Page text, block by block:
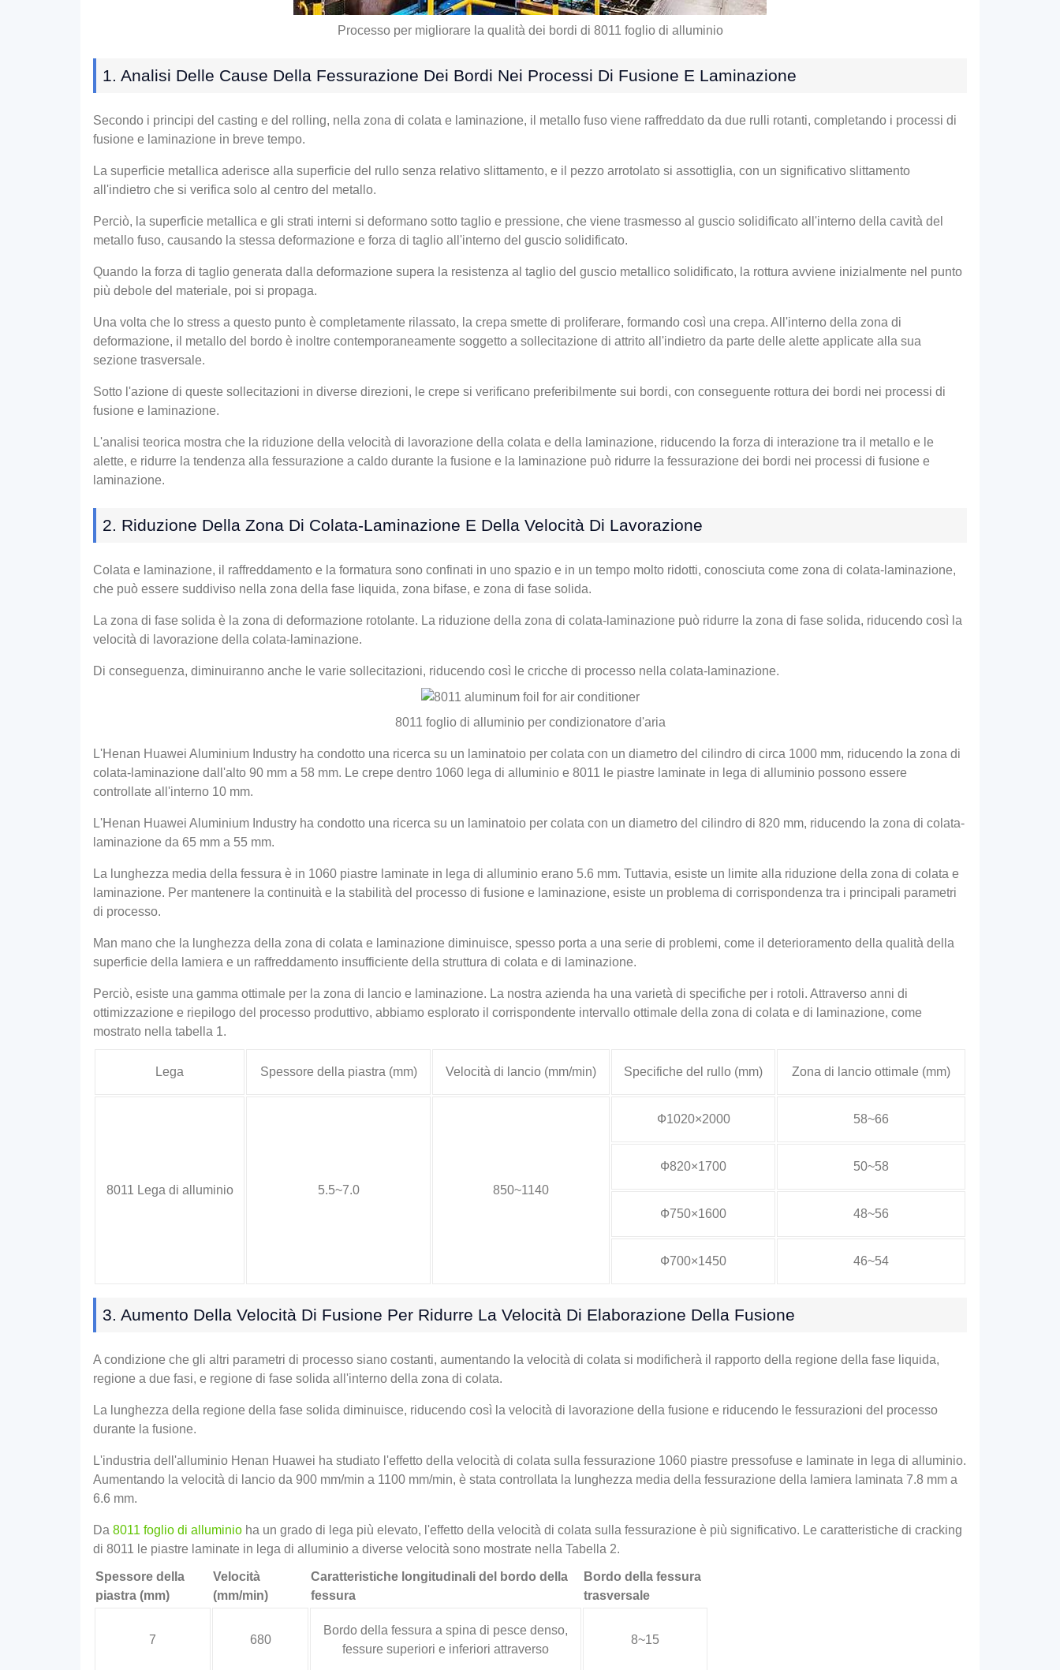
Processo per migliorare la qualità dei bordi di 8011 foglio di alluminio
1. Analisi Delle Cause Della Fessurazione Dei Bordi Nei Processi Di Fusione E Laminazione
Secondo i principi del casting e del rolling, nella zona di colata e laminazione, il metallo fuso viene raffreddato da due rulli rotanti, completando i processi di
fusione e laminazione in breve tempo.
La superficie metallica aderisce alla superficie del rullo senza relativo slittamento, e il pezzo arrotolato si assottiglia, con un significativo slittamento
all'indietro che si verifica solo al centro del metallo.
Perciò, la superficie metallica e gli strati interni si deformano sotto taglio e pressione, che viene trasmesso al guscio solidificato all'interno della cavità del
metallo fuso, causando la stessa deformazione e forza di taglio all'interno del guscio solidificato.
Quando la forza di taglio generata dalla deformazione supera la resistenza al taglio del guscio metallico solidificato, la rottura avviene inizialmente nel punto
più debole del materiale, poi si propaga.
Una volta che lo stress a questo punto è completamente rilassato, la crepa smette di proliferare, formando così una crepa. All'interno della zona di
deformazione, il metallo del bordo è inoltre contemporaneamente soggetto a sollecitazione di attrito all'indietro da parte delle alette applicate alla sua
sezione trasversale.
Sotto l'azione di queste sollecitazioni in diverse direzioni, le crepe si verificano preferibilmente sui bordi, con conseguente rottura dei bordi nei processi di
fusione e laminazione.
L'analisi teorica mostra che la riduzione della velocità di lavorazione della colata e della laminazione, riducendo la forza di interazione tra il metallo e le
alette, e ridurre la tendenza alla fessurazione a caldo durante la fusione e la laminazione può ridurre la fessurazione dei bordi nei processi di fusione e
laminazione.
2. Riduzione Della Zona Di Colata-Laminazione E Della Velocità Di Lavorazione
Colata e laminazione, il raffreddamento e la formatura sono confinati in uno spazio e in un tempo molto ridotti, conosciuta come zona di colata-laminazione,
che può essere suddiviso nella zona della fase liquida, zona bifase, e zona di fase solida.
La zona di fase solida è la zona di deformazione rotolante. La riduzione della zona di colata-laminazione può ridurre la zona di fase solida, riducendo così la
velocità di lavorazione della colata-laminazione.
Di conseguenza, diminuiranno anche le varie sollecitazioni, riducendo così le cricche di processo nella colata-laminazione.
8011 foglio di alluminio per condizionatore d'aria
L'Henan Huawei Aluminium Industry ha condotto una ricerca su un laminatoio per colata con un diametro del cilindro di circa 1000 mm, riducendo la zona di
colata-laminazione dall'alto 90 mm a 58 mm. Le crepe dentro 1060 lega di alluminio e 8011 le piastre laminate in lega di alluminio possono essere
controllate all'interno 10 mm.
L'Henan Huawei Aluminium Industry ha condotto una ricerca su un laminatoio per colata con un diametro del cilindro di 820 mm, riducendo la zona di colata-
laminazione da 65 mm a 55 mm.
La lunghezza media della fessura è in 1060 piastre laminate in lega di alluminio erano 5.6 mm. Tuttavia, esiste un limite alla riduzione della zona di colata e
laminazione. Per mantenere la continuità e la stabilità del processo di fusione e laminazione, esiste un problema di corrispondenza tra i principali parametri
di processo.
Man mano che la lunghezza della zona di colata e laminazione diminuisce, spesso porta a una serie di problemi, come il deterioramento della qualità della
superficie della lamiera e un raffreddamento insufficiente della struttura di colata e di laminazione.
Perciò, esiste una gamma ottimale per la zona di lancio e laminazione. La nostra azienda ha una varietà di specifiche per i rotoli. Attraverso anni di
ottimizzazione e riepilogo del processo produttivo, abbiamo esplorato il corrispondente intervallo ottimale della zona di colata e di laminazione, come
mostrato nella tabella 1.
Lega Spessore della piastra (mm) Velocità di lancio (mm/min) Specifiche del rullo (mm) Zona di lancio ottimale (mm)
8011 Lega di alluminio 5.5~7.0 850~1140
Ф1020×2000 58~66
Ф820×1700 50~58
Ф750×1600 48~56
Ф700×1450 46~54
3. Aumento Della Velocità Di Fusione Per Ridurre La Velocità Di Elaborazione Della Fusione
A condizione che gli altri parametri di processo siano costanti, aumentando la velocità di colata si modificherà il rapporto della regione della fase liquida,
regione a due fasi, e regione di fase solida all'interno della zona di colata.
La lunghezza della regione della fase solida diminuisce, riducendo così la velocità di lavorazione della fusione e riducendo le fessurazioni del processo
durante la fusione.
L'industria dell'alluminio Henan Huawei ha studiato l'effetto della velocità di colata sulla fessurazione 1060 piastre pressofuse e laminate in lega di alluminio.
Aumentando la velocità di lancio da 900 mm/min a 1100 mm/min, è stata controllata la lunghezza media della fessurazione della lamiera laminata 7.8 mm a
6.6 mm.
Da 8011 foglio di alluminio ha un grado di lega più elevato, l'effetto della velocità di colata sulla fessurazione è più significativo. Le caratteristiche di cracking
di 8011 le piastre laminate in lega di alluminio a diverse velocità sono mostrate nella Tabella 2.
Spessore della
piastra (mm)
Velocità
(mm/min)
Caratteristiche longitudinali del bordo della
fessura
Bordo della fessura
trasversale
7 680
Bordo della fessura a spina di pesce denso,
fessure superiori e inferiori attraverso
8~15